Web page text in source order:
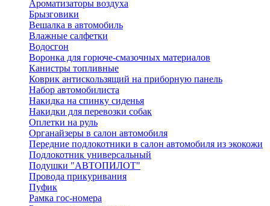
Ароматизаторы воздуха
Брызговики
Вешалка в автомобиль
Влажные салфетки
Водосгон
Воронка для горюче-смазочных материалов
Канистры топливные
Коврик антискользящий на приборную панель
Набор автомобилиста
Накидка на спинку сиденья
Накидки для перевозки собак
Оплетки на руль
Органайзеры в салон автомобиля
Передние подлокотники в салон автомобиля из экокожи
Подлокотник универсальный
Подушки "АВТОПИЛОТ"
Провода прикуривания
Пуфик
Рамка гос-номера